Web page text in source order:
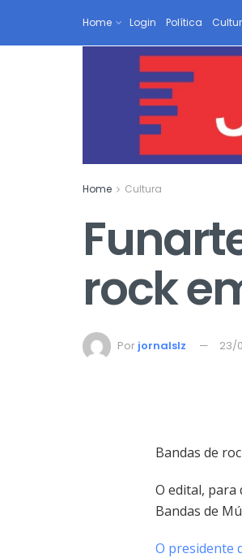
Home Login Política
Home Cultura
rock
Por jornalslz 23/
Bandas de
O edital,
Bandas de
O presidente